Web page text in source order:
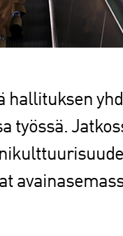
hallituksen
työssä.